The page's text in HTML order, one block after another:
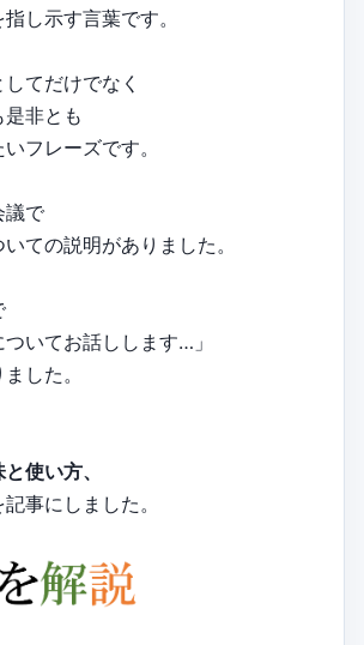
し示す言葉です。
てだけでなく
非とも
フレーズです。
議で
ての説明がありました。
ついてお話しします…」
した。
使い方、
事にしました。